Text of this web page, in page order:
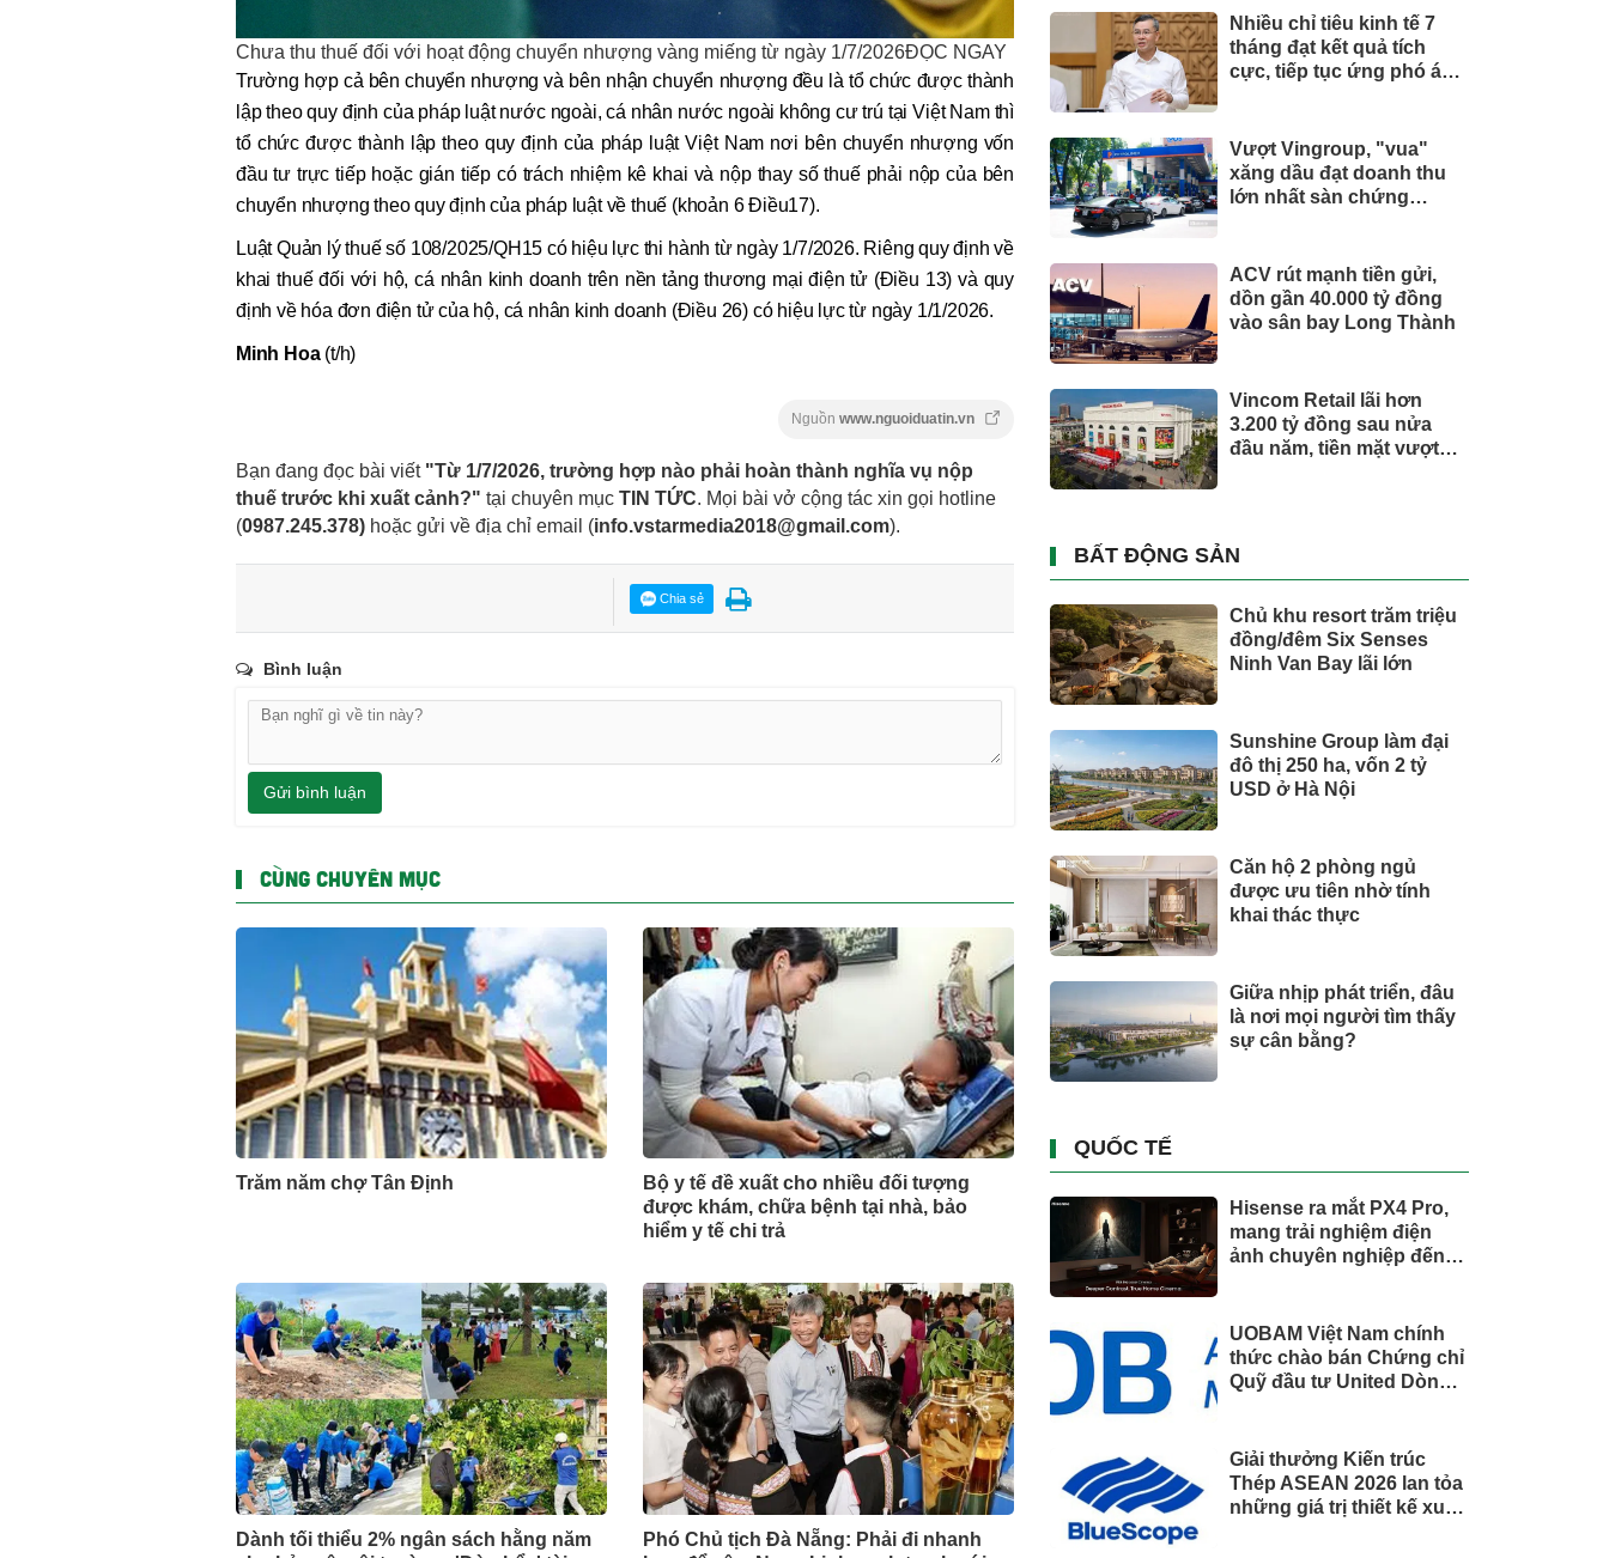
Chưa thu thuế đối với hoạt động chuyển nhượng vàng miếng từ ngày 1/7/2026ĐỌC NGAY
Trường hợp cả bên chuyển nhượng và bên nhận chuyển nhượng đều là tổ chức được thành
lập theo quy định của pháp luật nước ngoài, cá nhân nước ngoài không cư trú tại Việt Nam thì
tổ chức được thành lập theo quy định của pháp luật Việt Nam nơi bên chuyển nhượng vốn
đầu tư trực tiếp hoặc gián tiếp có trách nhiệm kê khai và nộp thay số thuế phải nộp của bên
chuyển nhượng theo quy định của pháp luật về thuế (khoản 6 Điều17).
Luật Quản lý thuế số 108/2025/QH15 có hiệu lực thi hành từ ngày 1/7/2026. Riêng quy định về
khai thuế đối với hộ, cá nhân kinh doanh trên nền tảng thương mại điện tử (Điều 13) và quy
định về hóa đơn điện tử của hộ, cá nhân kinh doanh (Điều 26) có hiệu lực từ ngày 1/1/2026.
Minh Hoa(t/h)
Nguồn www.nguoiduatin.vn
Bạn đang đọc bài viết "Từ 1/7/2026, trường hợp nào phải hoàn thành nghĩa vụ nộp
thuế trước khi xuất cảnh?" tại chuyên mục TIN TỨC. Mọi bài vở cộng tác xin gọi hotline
(0987.245.378) hoặc gửi về địa chỉ email (info.vstarmedia2018@gmail.com).
Chia sẻ
Bình luận
Gửi bình luận
CÙNG CHUYÊN MỤC
Trăm năm chợ Tân Định
Bộ y tế đề xuất cho nhiều đối tượng
được khám, chữa bệnh tại nhà, bảo
hiểm y tế chi trả
Dành tối thiểu 2% ngân sách hằng năm
Phó Chủ tịch Đà Nẵng: Phải đi nhanh
Nhiều chỉ tiêu kinh tế 7
tháng đạt kết quả tích
cực, tiếp tục ứng phó áp
Vượt Vingroup, "vua"
xăng dầu đạt doanh thu
lớn nhất sàn chứng
ACV rút mạnh tiền gửi,
dồn gần 40.000 tỷ đồng
vào sân bay Long Thành
Vincom Retail lãi hơn
3.200 tỷ đồng sau nửa
đầu năm, tiền mặt vượt
BẤT ĐỘNG SẢN
Chủ khu resort trăm triệu
đồng/đêm Six Senses
Ninh Van Bay lãi lớn
Sunshine Group làm đại
đô thị 250 ha, vốn 2 tỷ
USD ở Hà Nội
Căn hộ 2 phòng ngủ
được ưu tiên nhờ tính
khai thác thực
Giữa nhịp phát triển, đâu
là nơi mọi người tìm thấy
sự cân bằng?
QUỐC TẾ
Hisense ra mắt PX4 Pro,
mang trải nghiệm điện
ảnh chuyên nghiệp đến
UOBAM Việt Nam chính
thức chào bán Chứng chỉ
Quỹ đầu tư United Dòng
Giải thưởng Kiến trúc
Thép ASEAN 2026 lan tỏa
những giá trị thiết kế xuất